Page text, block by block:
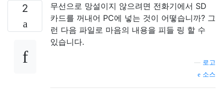
2
무선으로 망설이지 않으려면 전화기에서 SD
카드를 꺼내어 PC에 넣는 것이 어떻습니까? 그
런 다음 파일로 마음의 내용을 피들 링 할 수
있습니다.
로고
소스